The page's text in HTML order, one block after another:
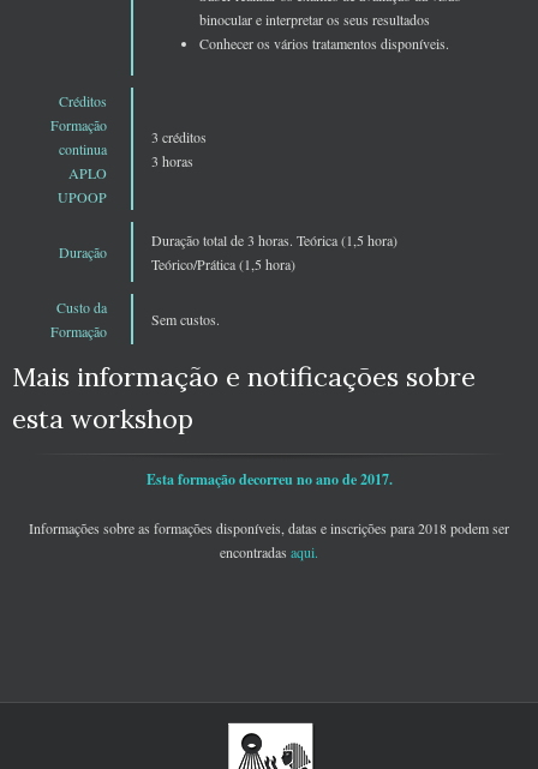
binocular e interpretar os seus resultados
Conhecer os vários tratamentos disponíveis.
Créditos
Formação
continua
APLO
UPOOP
3 créditos
3 horas
Duração
Duração total de 3 horas. Teórica (1,5 hora)
Teórico/Prática (1,5 hora)
Custo da
Formação
Sem custos.
Mais informação e notificações sobre
esta workshop
Esta formação decorreu no ano de 2017.
Informações sobre as formações disponíveis, datas e inscrições para 2018 podem ser
encontradas aqui.